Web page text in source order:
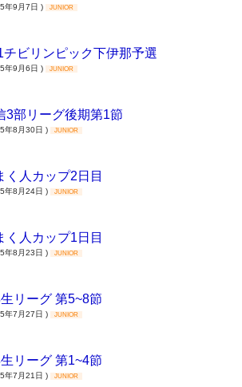
年9月7日 ) JUNIOR
チビリンピック下伊那予選
年9月6日 ) JUNIOR
3部リーグ後期第1節
年8月30日 ) JUNIOR
く人カップ2日目
年8月24日 ) JUNIOR
く人カップ1日目
年8月23日 ) JUNIOR
リーグ 第5~8節
年7月27日 ) JUNIOR
リーグ 第1~4節
年7月21日 ) JUNIOR